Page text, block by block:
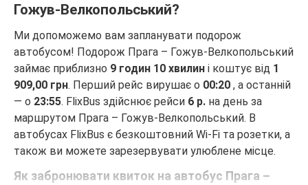
Гожув-Велкопольський?
Ми допоможемо вам запланувати подорож
автобусом! Подорож Прага – Гожув-Велкопольський
займає приблизно 9 годин 10 хвилин і коштує від 1
909,00 грн. Перший рейс вирушає о 00:20 , а останній
— о 23:55. FlixBus здійснює рейси 6 р. на день за
маршрутом Прага – Гожув-Велкопольський. В
автобусах FlixBus є безкоштовний Wi-Fi та розетки, а
також ви можете зарезервувати улюблене місце.
Як забронювати квиток на автобус Прага –